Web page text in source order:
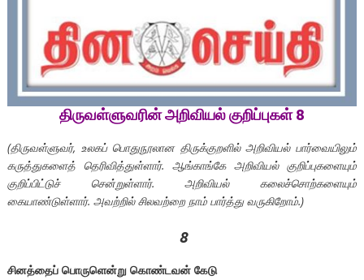
திருவள்ளுவரின்அறிவியல்குறிப்புகள் 8
(திருவள்ளுவர், உலகப் பொதுநூலான திருக்குறளில்அறிவியல்பார்வையிலும்
கருத்துகளைத் தெரிவித்துள்ளார்.ஆங்காங்கேஅறிவியல்குறிப்புகளையும்
குறிப்பிட்டுச் சென்றுள்ளார்.அறிவியல்கலைச்சொற்களையும்
கையாண்டுள்ளார். அவற்றில்சிலவற்றைநாம் பார்த்து வருகிறோம்.)
8
சினத்தைப் பொருளென்று கொண்டவன் கேடு